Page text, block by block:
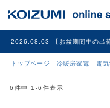
2026.08.03 【お盆期間中の出
トップページ 冷暖房家電 電
6 件中 1 -6 件表示